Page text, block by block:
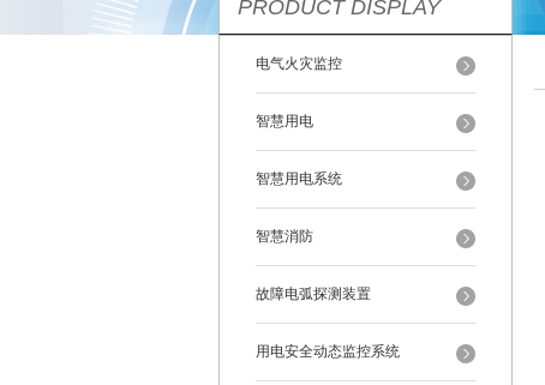
PRODUCT DISPLAY
电气火灾监控
智慧用电
智慧用电系统
智慧消防
故障电弧探测装置
用电安全动态监控系统